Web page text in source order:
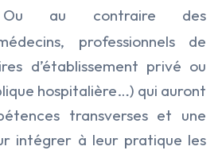
au contraire des
professionnels de
d’établissement privé ou
hospitalière…) qui auront
transverses et une
intégrer à leur pratique les